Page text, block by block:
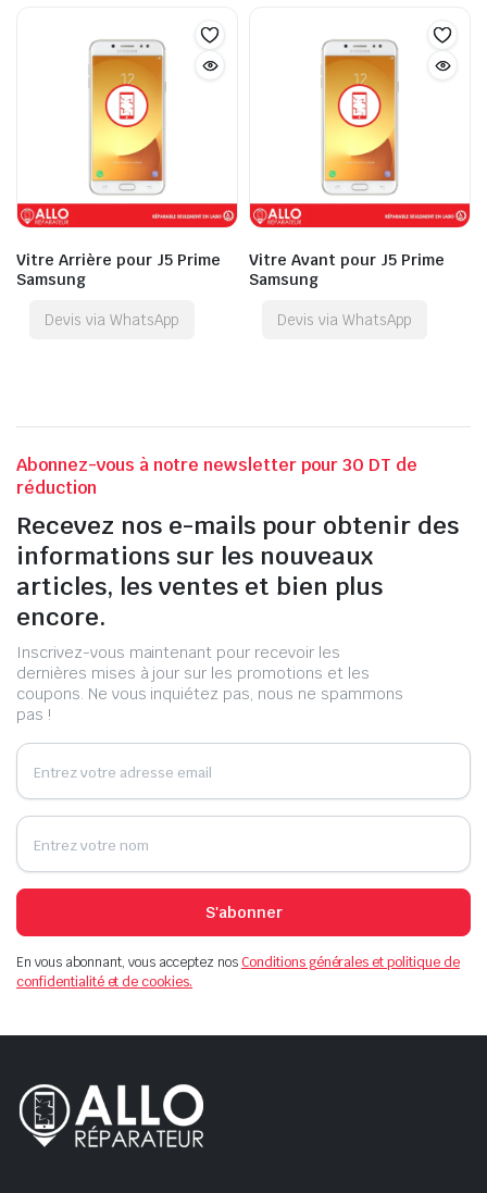
Vitre Arrière pour J5 Prime
Samsung
Devis via WhatsApp
Vitre Avant pour J5 Prime
Samsung
Devis via WhatsApp
Abonnez-vous à notre newsletter pour 30 DT de
réduction
Recevez nos e-mails pour obtenir des
informations sur les nouveaux
articles, les ventes et bien plus
encore.
Inscrivez-vous maintenant pour recevoir les
dernières mises à jour sur les promotions et les
coupons. Ne vous inquiétez pas, nous ne spammons
pas !
S'abonner
En vous abonnant, vous acceptez nosConditions générales et politique de
confidentialité et de cookies.